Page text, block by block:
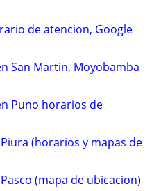
de atencion, Google
San Martin, Moyobamba
Puno horarios de
(horarios y mapas de
(mapa de ubicacion)